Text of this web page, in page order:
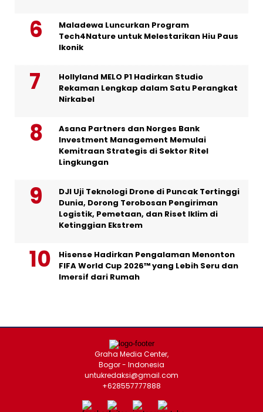
Maladewa Luncurkan Program
Tech4Nature untuk Melestarikan Hiu Paus
Ikonik
Hollyland MELO P1 Hadirkan Studio
Rekaman Lengkap dalam Satu Perangkat
Nirkabel
Asana Partners dan Norges Bank
Investment Management Memulai
Kemitraan Strategis di Sektor Ritel
Lingkungan
DJI Uji Teknologi Drone di Puncak Tertinggi
Dunia, Dorong Terobosan Pengiriman
Logistik, Pemetaan, dan Riset Iklim di
Ketinggian Ekstrem
Hisense Hadirkan Pengalaman Menonton
FIFA World Cup 2026™ yang Lebih Seru dan
Imersif dari Rumah
Graha Media Center,
Bogor - Indonesia
untukredaksi@gmail.com
+628557777888